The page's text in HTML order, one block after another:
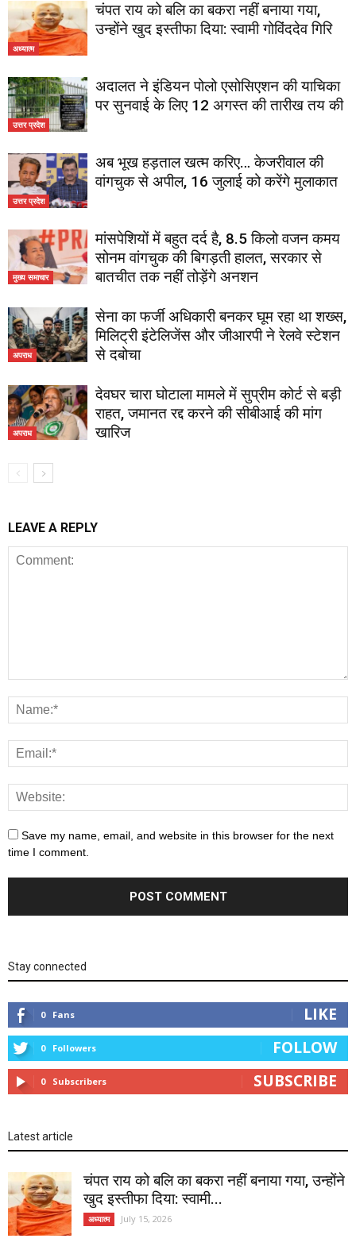
अध्यात्म
चंपत राय को बलि का बकरा नहीं बनाया गया,
उन्होंने खुद इस्तीफा दिया: स्वामी गोविंददेव गिरि
उत्तर प्रदेश
अदालत ने इंडियन पोलो एसोसिएशन की याचिका
पर सुनवाई के लिए 12 अगस्त की तारीख तय की
उत्तर प्रदेश
अब भूख हड़ताल खत्म करिए… केजरीवाल की
वांगचुक से अपील, 16 जुलाई को करेंगे मुलाकात
मुख्य समाचार
मांसपेशियों में बहुत दर्द है, 8.5 किलो वजन कमय
सोनम वांगचुक की बिगड़ती हालत, सरकार से
बातचीत तक नहीं तोड़ेंगे अनशन
अपराध
सेना का फर्जी अधिकारी बनकर घूम रहा था शख्स,
मिलिट्री इंटेलिजेंस और जीआरपी ने रेलवे स्टेशन
से दबोचा
अपराध
देवघर चारा घोटाला मामले में सुप्रीम कोर्ट से बड़ी
राहत, जमानत रद्द करने की सीबीआई की मांग
खारिज
LEAVE A REPLY
Save my name, email, and website in this browser for the next
time I comment.
Stay connected
0 Fans LIKE
0 Followers FOLLOW
0 Subscribers SUBSCRIBE
Latest article
चंपत राय को बलि का बकरा नहीं बनाया गया, उन्होंने
खुद इस्तीफा दिया: स्वामी...
अध्यात्म July 15, 2026